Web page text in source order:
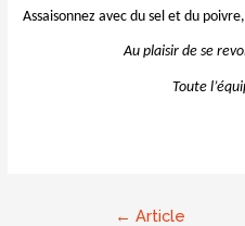
Assaisonnez avec du sel et du
Au plaisir de se
Toute
← Article